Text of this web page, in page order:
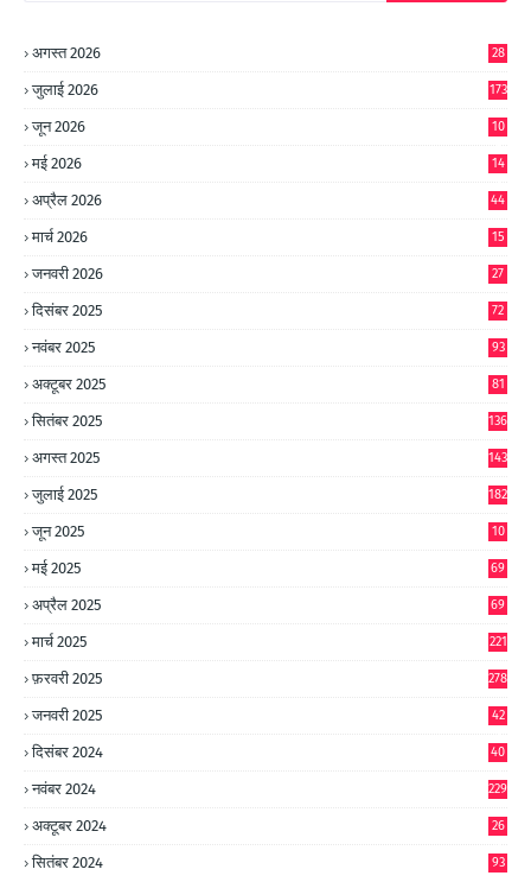
अगस्त 2026 28
जुलाई 2026 173
जून 2026
10
मई 2026
14
अप्रैल 2026 44
मार्च 2026 15
जनवरी 2026 27
दिसंबर 2025 72
नवंबर 2025 93
अक्टूबर 2025 81
सितंबर 2025 136
अगस्त 2025 143
जुलाई 2025 182
जून 2025
10
मई 2025 69
अप्रैल 2025 69
मार्च 2025 221
फ़रवरी 2025 278
जनवरी 2025
42
दिसंबर 2024
40
नवंबर 2024 229
अक्टूबर 2024
26
सितंबर 2024 93